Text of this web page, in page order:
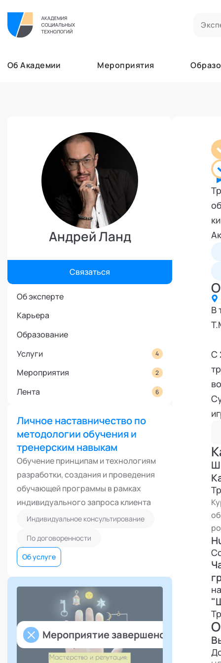
Об Академии Мероприятия
Андрей Ланд
Связаться
Об эксперте
Карьера
Образование
Услуги
4
Мероприятия 2
Лента 6
Личное наставничество по
методологии обучения и
тренерским навыкам
Обучение принципам и технологиям
разработки, создания и проведения
обучающей программы в рамках
индивидуального запроса клиента
Индивидуальное консультирование
По договоренности
Об услуге
Мероприятие завершено
В
С
С
С
С
В
С
Найти эксперта
Об Академии
Бизнесу
Профессионалам
Сертификаты
Заказы услуг
Ваши заказы на услуги Экспертов Академии
Основное
Добавить фото, изменить контактные
Безопасность
Настройка двухфакторной аутентификации
Поддержка
Режим работы и тп